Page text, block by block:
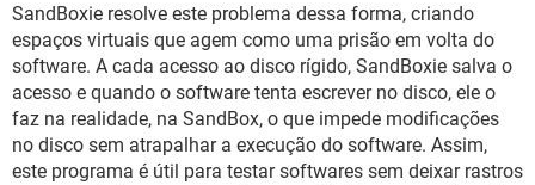
SandBoxie resolve este problema dessa forma, criando
espaços virtuais que agem como uma prisão em volta do
software. A cada acesso ao disco rígido, SandBoxie salva o
acesso e quando o software tenta escrever no disco, ele o
faz na realidade, na SandBox, o que impede modificações
no disco sem atrapalhar a execução do software. Assim,
este programa é útil para testar softwares sem deixar rastros